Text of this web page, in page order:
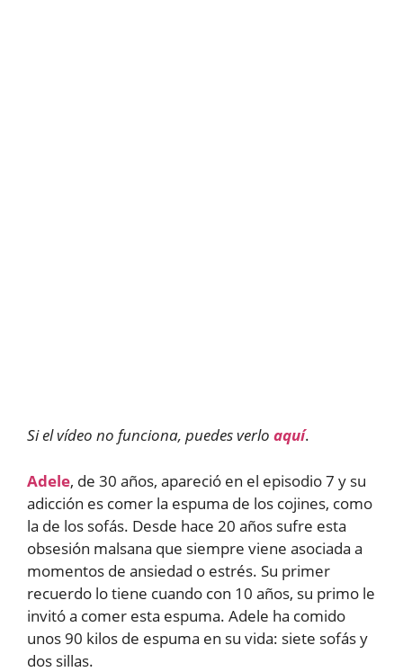
Si el vídeo no funciona, puedes verlo aquí.
Adele, de 30 años, apareció en el episodio 7 y su
adicción es comer la espuma de los cojines, como
la de los sofás. Desde hace 20 años sufre esta
obsesión malsana que siempre viene asociada a
momentos de ansiedad o estrés. Su primer
recuerdo lo tiene cuando con 10 años, su primo le
invitó a comer esta espuma. Adele ha comido
unos 90 kilos de espuma en su vida: siete sofás y
dos sillas.